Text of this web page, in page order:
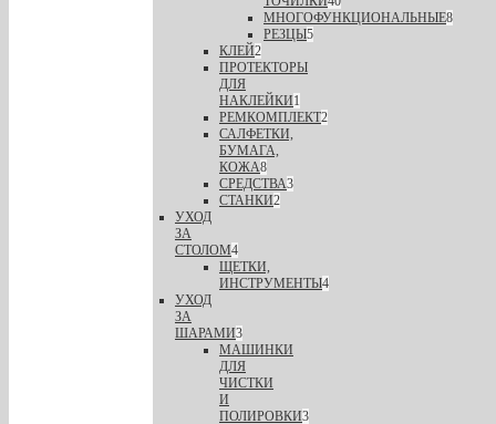
МНОГОФУНКЦИОНАЛЬНЫЕ8
РЕЗЦЫ5
КЛЕЙ2
ПРОТЕКТОРЫ
ДЛЯ
НАКЛЕЙКИ1
РЕМКОМПЛЕКТ2
САЛФЕТКИ,
БУМАГА,
КОЖА8
СРЕДСТВА3
СТАНКИ2
УХОД
ЗА
СТОЛОМ4
ЩЕТКИ,
ИНСТРУМЕНТЫ4
УХОД
ЗА
ШАРАМИ3
МАШИНКИ
ДЛЯ
ЧИСТКИ
И
ПОЛИРОВКИ3